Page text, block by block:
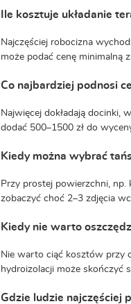
Ile kosztuje układanie
Najczęściej robocizna
może podać cenę minimalną
Co najbardziej podnosi
Najwięcej dokładają docinki,
dodać 500–1500 zł do
Kiedy można wybrać
Przy prostej powierzchni, np.
zobaczyć choć 2–3 zdjęcia
Kiedy nie warto
Nie warto ciąć kosztów przy
hydroizolacji może skończyć
Gdzie ludzie najczęściej